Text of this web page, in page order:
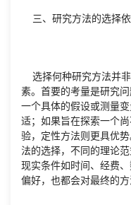
三、研究方法的选择
选择何种研究方法并
素。首要的考量是研究
一个具体的假设或测量
适；如果旨在探索一个
验，定性方法则更具优
法的选择，不同的理论
现实条件如时间、经费
偏好，也都会对最终的方